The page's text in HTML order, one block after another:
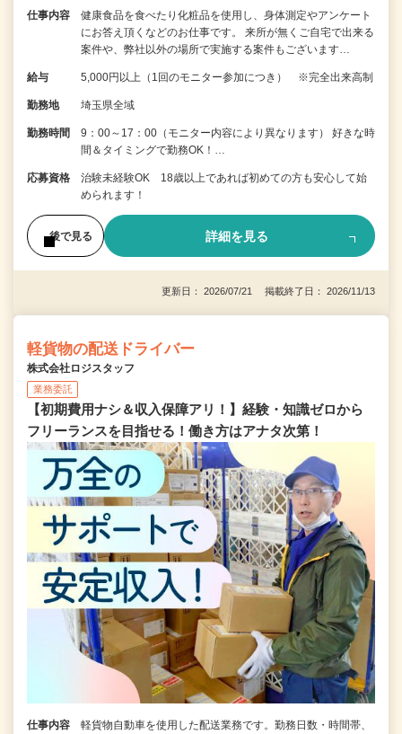
仕事内容
健康食品を食べたり化粧品を使用し、身体測定やアンケート
にお答え頂くなどのお仕事です。 来所が無くご自宅で出来る
案件や、弊社以外の場所で実施する案件もございます…
給与 5,000円以上（1回のモニター参加につき） ※完全出来高制
勤務地 埼玉県全域
勤務時間
9：00～17：00（モニター内容により異なります） 好きな時
間＆タイミングで勤務OK！…
応募資格
治験未経験OK 18歳以上であれば初めての方も安心して始
められます！
後で見る 詳細を見る
更新日： 2026/07/21 掲載終了日： 2026/11/13
軽貨物の配送ドライバー
株式会社ロジスタッフ
業務委託
【初期費用ナシ＆収入保障アリ！】経験・知識ゼロから
フリーランスを目指せる！働き方はアナタ次第！
仕事内容
軽貨物自動車を使用した配送業務です。勤務日数・時間帯、